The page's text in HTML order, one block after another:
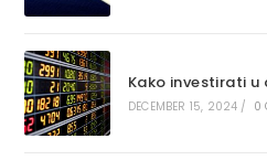
Kako investirati
DECEMBER 15, 2024 / 0